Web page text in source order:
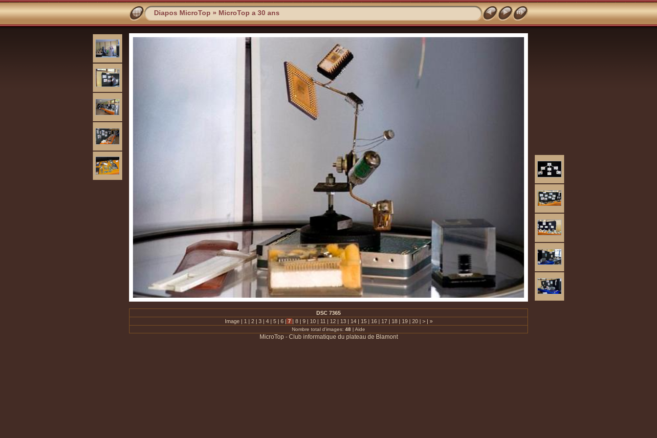
Diapos MicroTop » MicroTop a 30 ans
DSC 7365
Image | 1 | 2 | 3 | 4 | 5 | 6 | 7 | 8 | 9 | 10 | 11 | 12 | 13 | 14 | 15 | 16 | 17 | 18 | 19 | 20 | > | »
Nombre total d'images: 48 | Aide
MicroTop - Club informatique du plateau de Blamont